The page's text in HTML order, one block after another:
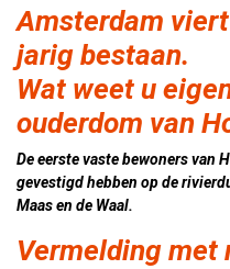
Amsterdam
jarig bestaan.
Wat weet u
ouderdom van
De eerste vaste bewoners van
gevestigd hebben op de
Maas en de Waal.
Vermelding met